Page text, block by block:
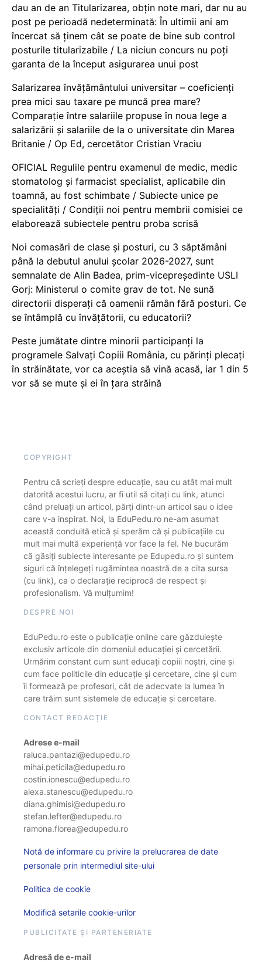
dau an de an Titularizarea, obțin note mari, dar nu au
post pe perioadă nedeterminată: În ultimii ani am
încercat să ținem cât se poate de bine sub control
posturile titularizabile / La niciun concurs nu poți
garanta de la început asigurarea unui post
Salarizarea învățământului universitar – coeficienți
prea mici sau taxare pe muncă prea mare?
Comparație între salariile propuse în noua lege a
salarizării și salariile de la o universitate din Marea
Britanie / Op Ed, cercetător Cristian Vraciu
OFICIAL Regulile pentru examenul de medic, medic
stomatolog și farmacist specialist, aplicabile din
toamnă, au fost schimbate / Subiecte unice pe
specialități / Condiții noi pentru membrii comisiei ce
elaborează subiectele pentru proba scrisă
Noi comasări de clase și posturi, cu 3 săptămâni
până la debutul anului școlar 2026-2027, sunt
semnalate de Alin Badea, prim-vicepreședinte USLI
Gorj: Ministerul o comite grav de tot. Ne sună
directorii disperați că oamenii rămân fără posturi. Ce
se întâmplă cu învățătorii, cu educatorii?
Peste jumătate dintre minorii participanți la
programele Salvați Copiii România, cu părinți plecați
în străinătate, vor ca aceștia să vină acasă, iar 1 din 5
vor să se mute și ei în țara străină
COPYRIGHT
Pentru că scrieți despre educație, sau cu atât mai mult
datorită acestui lucru, ar fi util să citați cu link, atunci
când preluați un articol, părți dintr-un articol sau o idee
care v-a inspirat. Noi, la EduPedu.ro ne-am asumat
această conduită etică și sperăm că și publicațiile cu
mult mai multă experiență vor face la fel. Ne bucurăm
că găsiți subiecte interesante pe Edupedu.ro și suntem
siguri că înțelegeți rugămintea noastră de a cita sursa
(cu link), ca o declarație reciprocă de respect și
profesionalism. Vă mulțumim!
DESPRE NOI
EduPedu.ro este o publicație online care găzduiește
exclusiv articole din domeniul educației și cercetării.
Urmărim constant cum sunt educați copiii noștri, cine și
cum face politicile din educație și cercetare, cine și cum
îi formează pe profesori, cât de adecvate la lumea în
care trăim sunt sistemele de educație și cercetare.
CONTACT REDACȚIE
Adrese e-mail
raluca.pantazi@edupedu.ro
mihai.peticila@edupedu.ro
costin.ionescu@edupedu.ro
alexa.stanescu@edupedu.ro
diana.ghimisi@edupedu.ro
stefan.lefter@edupedu.ro
ramona.florea@edupedu.ro
Notă de informare cu privire la prelucrarea de date
personale prin intermediul site-ului
Politica de cookie
Modifică setarile cookie-urilor
PUBLICITATE ȘI PARTENERIATE
Adresă de e-mail